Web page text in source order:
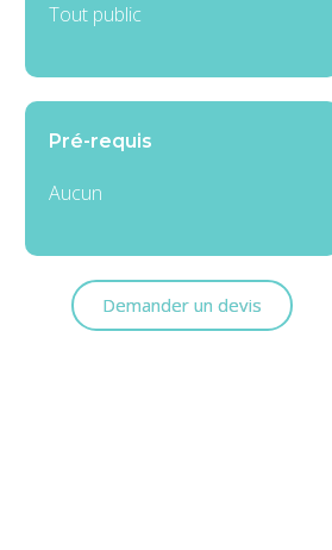
Tout public
Pré-requis
Aucun
Demander un devis